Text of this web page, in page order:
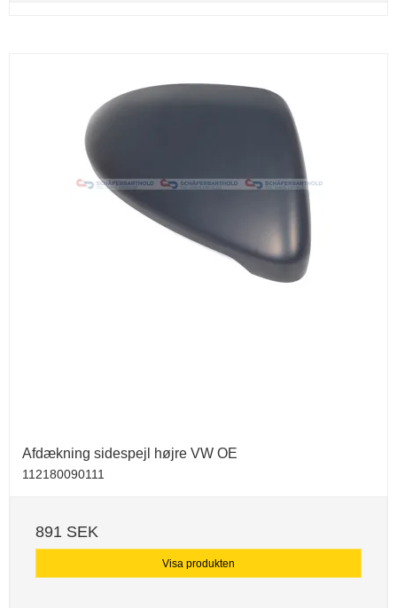
Afdækning sidespejl højre VW OE
112180090111
891 SEK
Visa produkten